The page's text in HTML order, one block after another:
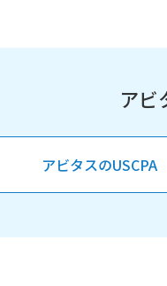
アビ
アビタスのUSCPA